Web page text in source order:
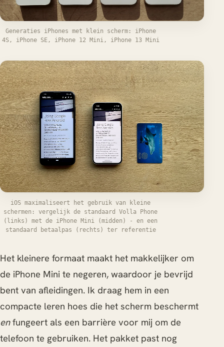
Generaties iPhones met klein scherm: iPhone
4S, iPhone SE, iPhone 12 Mini, iPhone 13 Mini
iOS maximaliseert het gebruik van kleine
schermen: vergelijk de standaard Volla Phone
(links) met de iPhone Mini (midden) - en een
standaard betaalpas (rechts) ter referentie
Het kleinere formaat maakt het makkelijker om
de iPhone Mini te negeren, waardoor je bevrijd
bent van afleidingen. Ik draag hem in een
compacte leren hoes die het scherm beschermt
enfungeert als een barrière voor mij om de
telefoon te gebruiken. Het pakket past nog